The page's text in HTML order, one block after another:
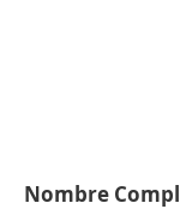
Nombre